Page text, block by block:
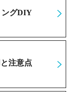
ングDIY
注意点